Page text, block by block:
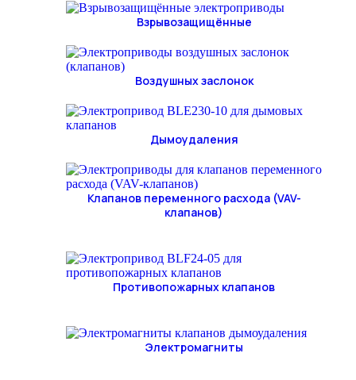
Взрывозащищённые
Воздушных заслонок
Дымоудаления
Клапанов переменного расхода (VAV-
клапанов)
Противопожарных клапанов
Электромагниты